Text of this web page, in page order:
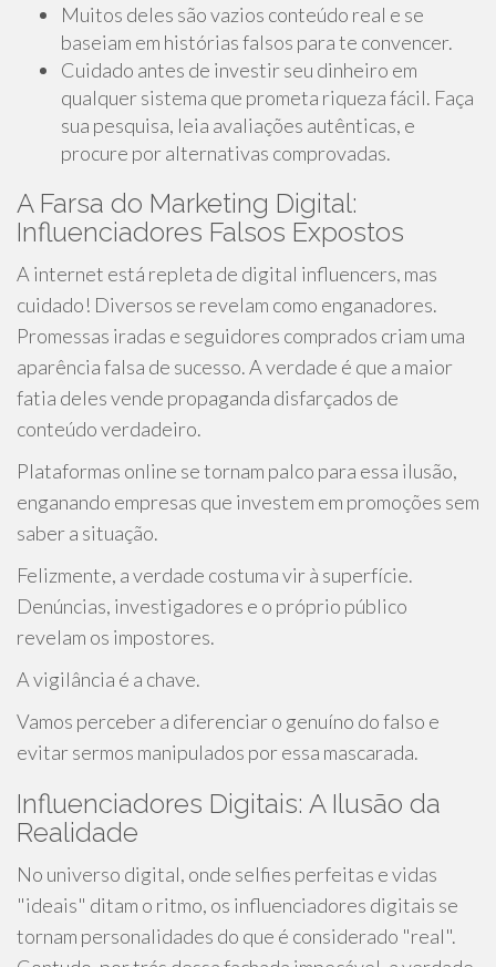
Muitos deles são vazios conteúdo real e se
baseiam em histórias falsos para te convencer.
Cuidado antes de investir seu dinheiro em
qualquer sistema que prometa riqueza fácil. Faça
sua pesquisa, leia avaliações autênticas, e
procure por alternativas comprovadas.
A Farsa do Marketing Digital:
Influenciadores Falsos Expostos
A internet está repleta de digital influencers, mas
cuidado! Diversos se revelam como enganadores.
Promessas iradas e seguidores comprados criam uma
aparência falsa de sucesso. A verdade é que a maior
fatia deles vende propaganda disfarçados de
conteúdo verdadeiro.
Plataformas online se tornam palco para essa ilusão,
enganando empresas que investem em promoções sem
saber a situação.
Felizmente, a verdade costuma vir à superfície.
Denúncias, investigadores e o próprio público
revelam os impostores.
A vigilância é a chave.
Vamos perceber a diferenciar o genuíno do falso e
evitar sermos manipulados por essa mascarada.
Influenciadores Digitais: A Ilusão da
Realidade
No universo digital, onde selfies perfeitas e vidas
"ideais" ditam o ritmo, os influenciadores digitais se
tornam personalidades do que é considerado "real".